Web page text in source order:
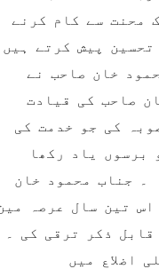
محنت سے کام کرنے
تحسین پیش کرتے ہیں
خان صاحب نے
صاحب کی قیادت
کی جو خدمت کی
برسوں یاد رکھا
۔ جناب محمود خان
اس تین سال عرصہ
ذکر ترقی کی ۔
اضلاع میں